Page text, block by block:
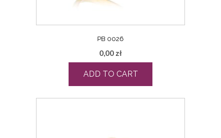
PB 0026
0,00 zł
ADD TO CART